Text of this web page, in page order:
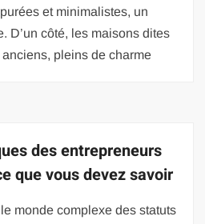
et minimalistes, un
D’un côté, les maisons dites
anciens, pleins de charme
des entrepreneurs
que vous devez savoir
monde complexe des statuts